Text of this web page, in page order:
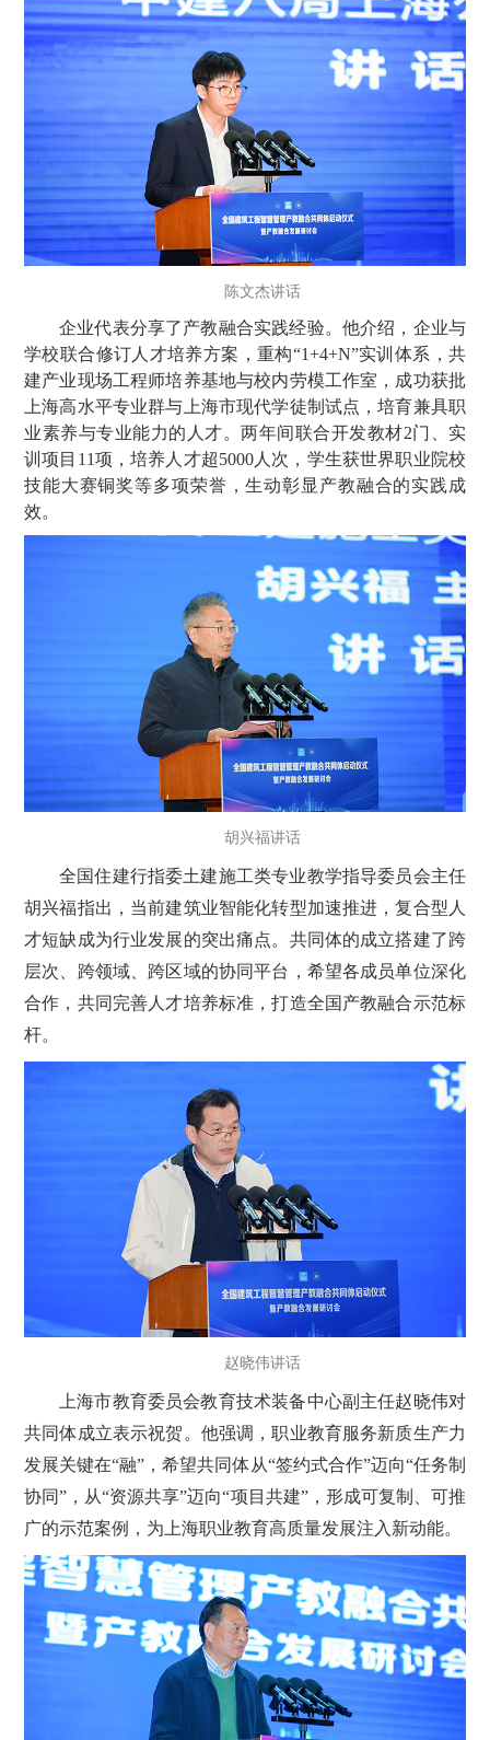
陈文杰讲话
企业代表分享了产教融合实践经验。他介绍，企业与
学校联合修订人才培养方案，重构“1+4+N”实训体系，共
建产业现场工程师培养基地与校内劳模工作室，成功获批
上海高水平专业群与上海市现代学徒制试点，培育兼具职
业素养与专业能力的人才。两年间联合开发教材2门、实
训项目11项，培养人才超5000人次，学生获世界职业院校
技能大赛铜奖等多项荣誉，生动彰显产教融合的实践成
效。
胡兴福讲话
全国住建行指委土建施工类专业教学指导委员会主任
胡兴福指出，当前建筑业智能化转型加速推进，复合型人
才短缺成为行业发展的突出痛点。共同体的成立搭建了跨
层次、跨领域、跨区域的协同平台，希望各成员单位深化
合作，共同完善人才培养标准，打造全国产教融合示范标
杆。
赵晓伟讲话
上海市教育委员会教育技术装备中心副主任赵晓伟对
共同体成立表示祝贺。他强调，职业教育服务新质生产力
发展关键在“融”，希望共同体从“签约式合作”迈向“任务制
协同”，从“资源共享”迈向“项目共建”，形成可复制、可推
广的示范案例，为上海职业教育高质量发展注入新动能。